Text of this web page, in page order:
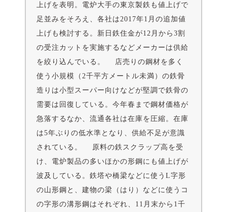
上げを表明。電炉大手の東京製鉄も値上げで
足並みをそろえ、各社は2017年1月の追加値
上げも検討する。新日鉄住金が12月から3割
の受注カットを実施するなどメーカーは供給
を絞り込んでいる。 店売りの鋼材を多く
使う小規模（2千平方メートル未満）の鉄骨
造りは小型スーパー向けなどが堅調で鉄骨の
需要は回復している。今年春まで鋼材価格が
急落するなか、流通各社は在庫を圧縮。在庫
は5年ぶりの低水準となり、供給不足が意識
されている。 原料の鉄スクラップ高を受
け、電炉製品の多いほかの形鋼にも値上げが
波及している。鉄塔や橋梁などに使うL字形
の山形鋼と、建物の梁（はり）などに使うコ
の字形の溝形鋼はそれぞれ、11月末から1千